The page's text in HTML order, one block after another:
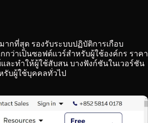
กที่สุด รองรับระบบปฏิบัติการเกือบ
ว่าเป็นซอฟต์แวร์สำหรับผู้ใช้องค์กร ราคา
ละทำให้ผู้ใช้สับสน บางฟังก์ชันในเวอร์ชัน
รับผู้ใช้บุคคลทั่วไป